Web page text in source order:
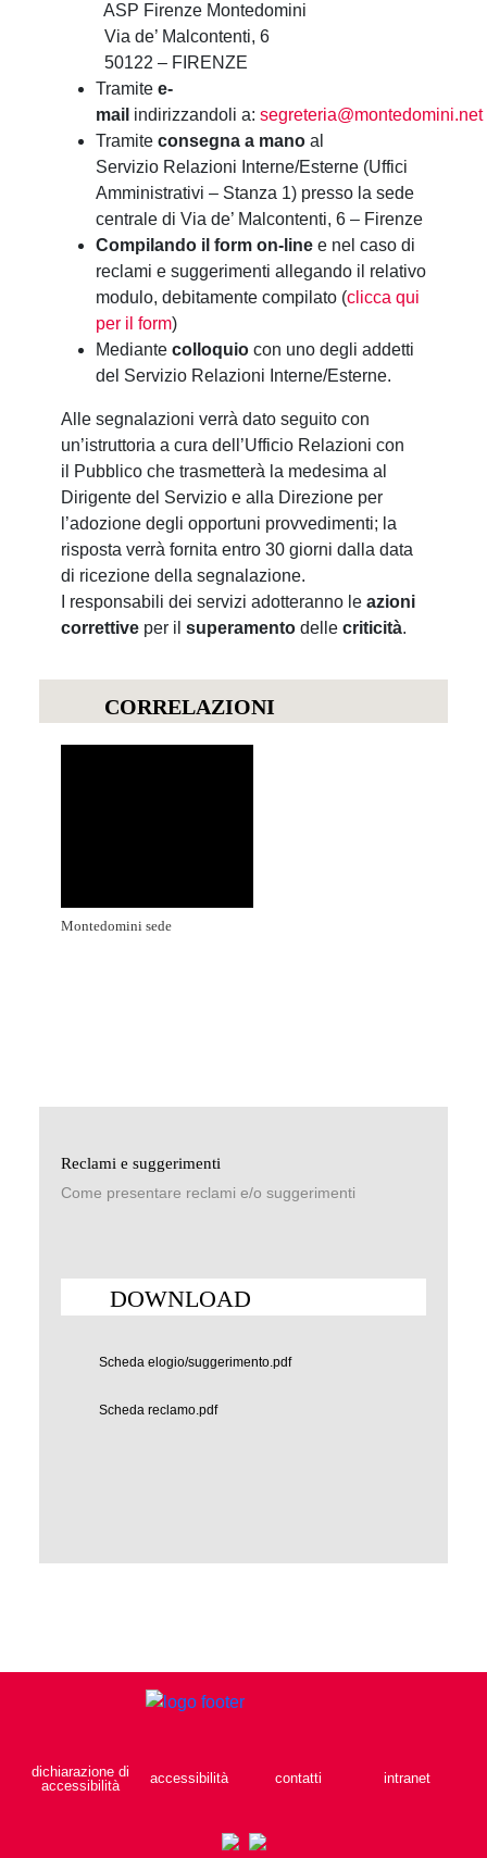
ASP Firenze Montedomini
Via de’ Malcontenti, 6
50122 – FIRENZE
Tramite e-
mail indirizzandoli a: segreteria@montedomini.net
Tramite consegna a mano al
Servizio Relazioni Interne/Esterne (Uffici
Amministrativi – Stanza 1) presso la sede
centrale di Via de’ Malcontenti, 6 – Firenze
Compilando il form on-line e nel caso di
reclami e suggerimenti allegando il relativo
modulo, debitamente compilato (clicca qui
per il form)
Mediante colloquio con uno degli addetti
del Servizio Relazioni Interne/Esterne.
Alle segnalazioni verrà dato seguito con
un’istruttoria a cura dell’Ufficio Relazioni con
il Pubblico che trasmetterà la medesima al
Dirigente del Servizio e alla Direzione per
l’adozione degli opportuni provvedimenti; la
risposta verrà fornita entro 30 giorni dalla data
di ricezione della segnalazione.
I responsabili dei servizi adotteranno le azioni
correttive per il superamento delle criticità.
CORRELAZIONI
Montedomini sede
Reclami e suggerimenti
Come presentare reclami e/o suggerimenti
DOWNLOAD
Scheda elogio/suggerimento.pdf
Scheda reclamo.pdf
dichiarazione di
accessibilità
accessibilità contatti intranet